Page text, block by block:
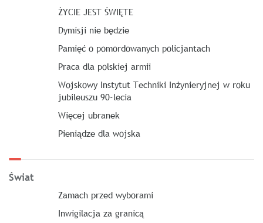
ŻYCIE JEST ŚWIĘTE
Dymisji nie będzie
Pamięć o pomordowanych policjantach
Praca dla polskiej armii
Wojskowy Instytut Techniki Inżynieryjnej w roku
jubileuszu 90-lecia
Więcej ubranek
Pieniądze dla wojska
Świat
Zamach przed wyborami
Inwigilacja za granicą